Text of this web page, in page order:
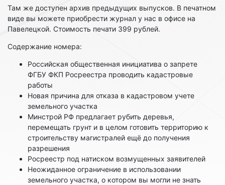
Там же доступен архив предыдущих выпусков. В печатном
виде вы можете приобрести журнал у нас в офисе на
Павелецкой. Стоимость печати 399 рублей.
Содержание номера:
Российская общественная инициатива о запрете
ФГБУ ФКП Росреестра проводить кадастровые
работы
Новая причина для отказа в кадастровом учете
земельного участка
Минстрой РФ предлагает рубить деревья,
перемещать грунт и в целом готовить территорию к
строительству магистралей ещё до получения
разрешения
Росреестр под натиском возмущенных заявителей
Неожиданное ограничение в использовании
земельного участка, о котором вы могли не знать